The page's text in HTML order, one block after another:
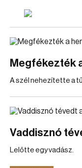
Megfékezték
A szél nehezítette a
Vaddisznó
Lelőtte egy vadász.